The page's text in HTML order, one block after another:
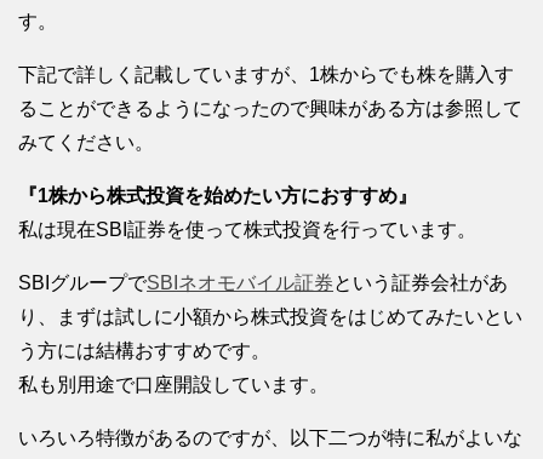
す。
下記で詳しく記載していますが、1株からでも株を購入す
ることができるようになったので興味がある方は参照して
みてください。
『1株から株式投資を始めたい方におすすめ』
私は現在SBI証券を使って株式投資を行っています。
SBIグループでSBIネオモバイル証券という証券会社があ
り、まずは試しに小額から株式投資をはじめてみたいとい
う方には結構おすすめです。
私も別用途で口座開設しています。
いろいろ特徴があるのですが、以下二つが特に私がよいな